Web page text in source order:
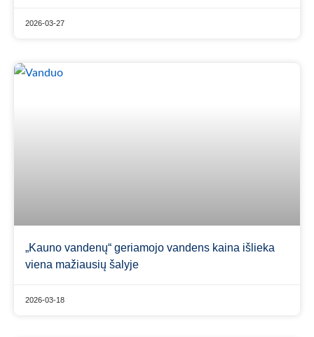
2026-03-27
„Kauno vandenų“ geriamojo vandens kaina išlieka
viena mažiausių šalyje
2026-03-18